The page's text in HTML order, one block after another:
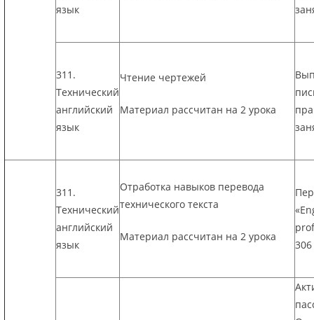
язык
311.
Технический
английский
язык
Чтение чертежей
Материал рассчитан на 2 урока
311.
Технический
английский
язык
Отработка навыков перевода
технического текста
Материал рассчитан на 2 урока